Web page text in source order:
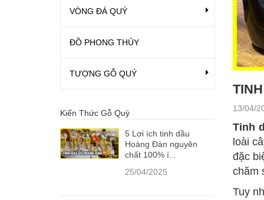
13/04/
Tinh
loài
đặc
chăm
Tuy
VÒNG ĐÁ QUÝ
ĐỒ PHONG THỦY
TƯỢNG GỖ QUÝ
Kiến Thức Gỗ Quý
5 Lợi ích tinh dầu
Hoàng Đàn nguyên
chất 100% í...
25/04/2025